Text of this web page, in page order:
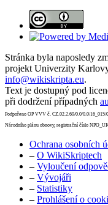
Stránka byla naposledy
projekt Univerzity
info@wikiskripta.eu.
Text je dostupný pod
při dodržení případných
Podpořeno OP VVV č. CZ.02.2.69/0.0/0.0/
Národního plánu obnovy, registrační číslo
Ochrana osobních
– O WikiSkriptech
– Vyloučení
– Vývojáři
– Statistiky
– Prohlášení o